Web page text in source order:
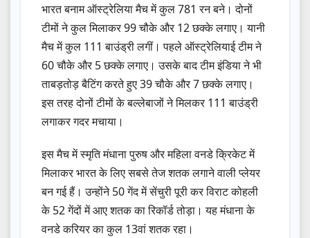
भारत बनाम ऑस्ट्रेलिया मैच में कुल 781 रन बने। दोनों
टीमों ने कुल मिलाकर 99 चौके और 12 छक्के लगाए। यानी
मैच में कुल 111 बाउंड्री लगीं। पहले ऑस्ट्रेलियाई टीम ने
60 चौके और 5 छक्के लगाए। उसके बाद टीम इंडिया ने भी
ताबड़तोड़ बैटिंग करते हुए 39 चौके और 7 छक्के लगाए।
इस तरह दोनों टीमों के बल्लेबाजों ने मिलकर 111 बाउंड्री
लगाकर गदर मचाया।
इस मैच में स्मृति मंधाना पुरुष और महिला वनडे क्रिकेट में
मिलाकर भारत के लिए सबसे तेज शतक लगाने वाली प्लेयर
बन गई हैं। उन्होंने 50 गेंद में सेंचुरी पूरी कर विराट कोहली
के 52 गेंदों में आए शतक का रिकॉर्ड तोड़ा। यह मंधाना के
वनडे करियर का कुल 13वां शतक रहा।